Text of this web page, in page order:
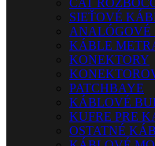
CAT
SIEŤOVÉ
ANALÓGOVÉ
KÁBLE
KONEKTORY
PATCHBAYE
KÁBLOVÉ
KUFRE PRE
OSTATNÉ